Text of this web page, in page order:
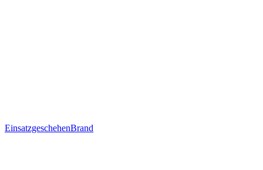
EinsatzgeschehenBrand